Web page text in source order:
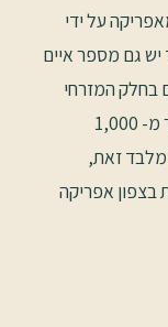
על ידי
מ-15 ק”מ. לספרד יש גם מספר איים
בחלק המזרחי
שלה, והאיים הקנריים, הנמצאים במרחק של יותר מ- 1,000
מלבד זאת,
בצפון אפריקה